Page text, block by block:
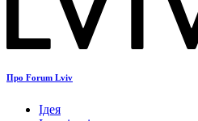
Про Forum Lviv
Ідея